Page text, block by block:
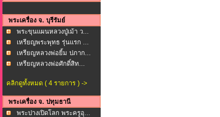
พระเครื่อง จ. บุรีรัมย์
พระขุนแผนหลวงปู่เม้า ว...
เหรียญพระพุทธ รุ่นแรก ...
เหรียญหลวงพ่อยิ้ม ปภาก...
เหรียญหลวงพ่อศักดิ์สิท...
คลิกดูทั้งหมด ( 4 รายการ ) ->
พระเครื่อง จ. ปทุมธานี
พระปางเปิดโลก พระครูอุ...